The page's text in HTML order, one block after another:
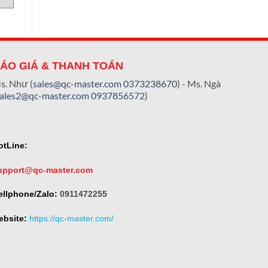
GIÁ & THANH TOÁN
Như (sales@qc-master.com0373238670) - Ms. Ngà
master.com0937856572)
master.com
Zalo: 0911472255
https://qc-master.com/